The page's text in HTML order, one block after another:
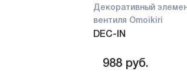
Декоративный
вентиля Omoikiri
DEC-IN
988 руб.